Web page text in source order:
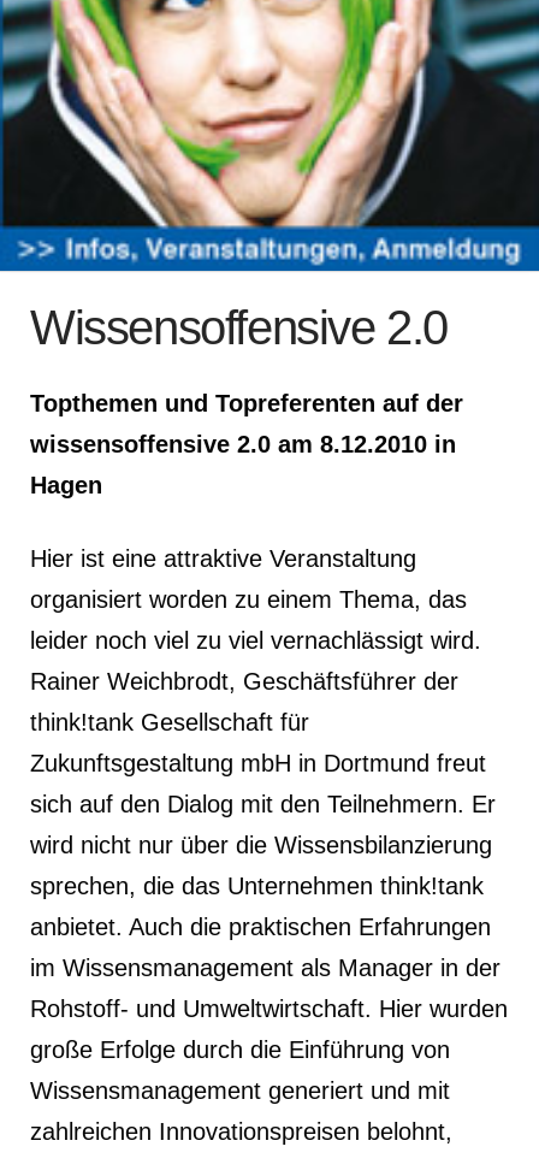
Wissensoffensive 2.0
Topthemen und Topreferenten auf der
wissensoffensive 2.0 am 8.12.2010 in
Hagen
Hier ist eine attraktive Veranstaltung
organisiert worden zu einem Thema, das
leider noch viel zu viel vernachlässigt wird.
Rainer Weichbrodt, Geschäftsführer der
think!tank Gesellschaft für
Zukunftsgestaltung mbH in Dortmund freut
sich auf den Dialog mit den Teilnehmern. Er
wird nicht nur über die Wissensbilanzierung
sprechen, die das Unternehmen think!tank
anbietet. Auch die praktischen Erfahrungen
im Wissensmanagement als Manager in der
Rohstoff- und Umweltwirtschaft. Hier wurden
große Erfolge durch die Einführung von
Wissensmanagement generiert und mit
zahlreichen Innovationspreisen belohnt,